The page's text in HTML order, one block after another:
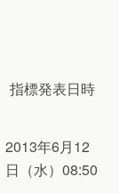
指標発表日時
2013年6月12
日（水）08:50